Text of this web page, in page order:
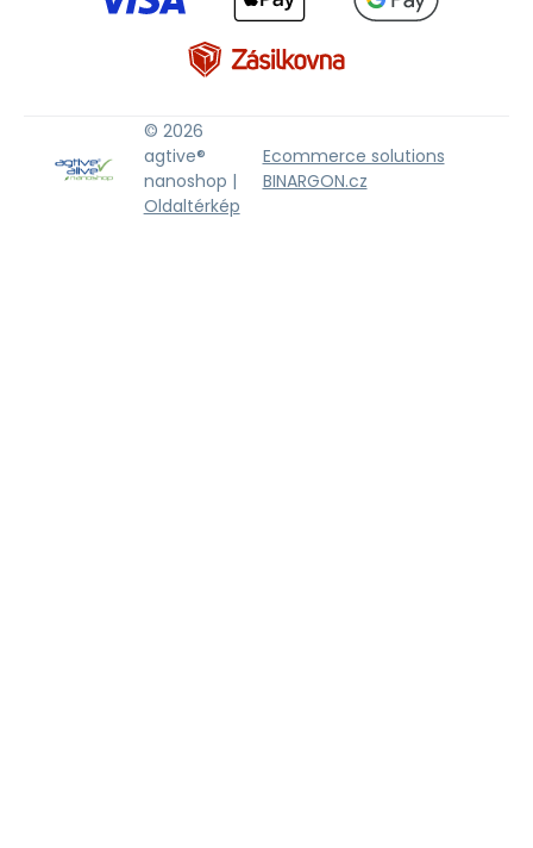
© 2026
agtive®
nanoshop |
Oldaltérkép
Ecommerce solutions
BINARGON.cz